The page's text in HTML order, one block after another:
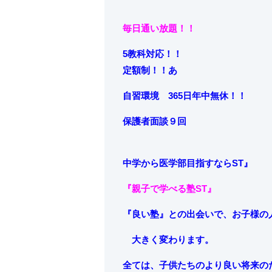
毎日通い放題！！
5教科対応！！
定額制！！あ
自習環境 365日年中無休！！
保護者面談９回
中学から医学部目指すならST』
『親子で学べる塾ST』
『良い塾』との出会いで、お子様の
大きく変わります。
全ては、子供たちのより良い将来の